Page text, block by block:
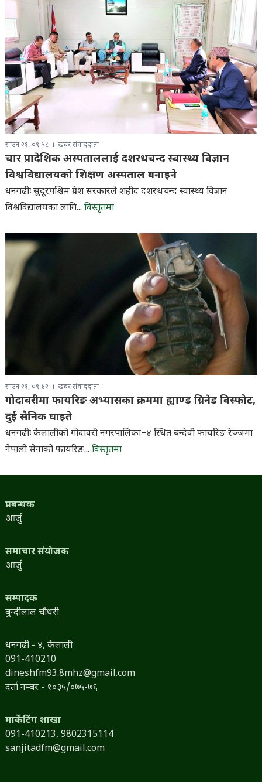
साउन २१, ०९:५८ खबर संवाददाता
चार प्रादेशिक अस्पताललाई दशरथचन्द स्वास्थ्य विज्ञान
विश्वविद्यालयको शिक्षण अस्पताल बनाइने
धनगढीः सुदूरपश्चिम प्रदेश सरकारले शहीद दशरथचन्द स्वास्थ्य विज्ञान
विश्वविद्यालयका लागि... विस्तृतमा
साउन २१, ०९:४२ खबर संवाददाता
गोदावरीमा फायरिङ अभ्यासका क्रममा ह्याण्ड ग्रिनेड विस्फोट,
दुई सैनिक घाइते
धनगढीः कैलालीको गोदावरी नगरपालिका–४ स्थित बन्देवी फायरिङ रेञ्जमा
नेपाली सेनाको फायरिङ... विस्तृतमा
प्रबन्धक
आर्जु
समाचार संयोजक
आर्जु
सम्पादक
बुन्दीलाल चौधरी
धनगढी - ४, कैलाली
091-410210
dineshfm93.8mhz@gmail.com
दर्ता नम्बर - १०३५/०७५-७६
मार्केटिंग शाखा
091-410213, 9802315114
sanjitadfm@gmail.com